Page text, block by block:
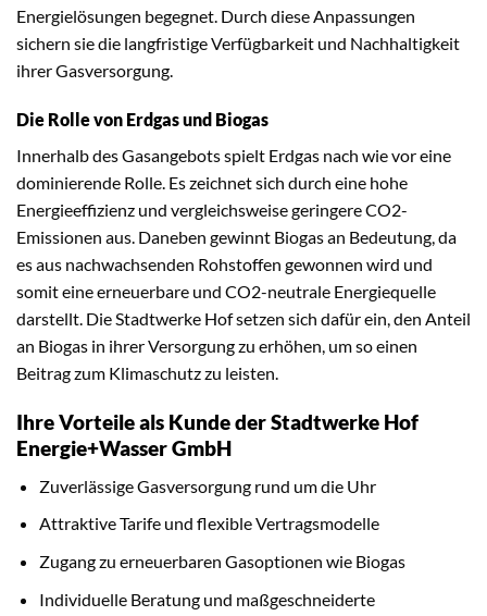
Energielösungen begegnet. Durch diese Anpassungen
sichern sie die langfristige Verfügbarkeit und Nachhaltigkeit
ihrer Gasversorgung.
Die Rolle von Erdgas und Biogas
Innerhalb des Gasangebots spielt Erdgas nach wie vor eine
dominierende Rolle. Es zeichnet sich durch eine hohe
Energieeffizienz und vergleichsweise geringere CO2-
Emissionen aus. Daneben gewinnt Biogas an Bedeutung, da
es aus nachwachsenden Rohstoffen gewonnen wird und
somit eine erneuerbare und CO2-neutrale Energiequelle
darstellt. Die Stadtwerke Hof setzen sich dafür ein, den Anteil
an Biogas in ihrer Versorgung zu erhöhen, um so einen
Beitrag zum Klimaschutz zu leisten.
Ihre Vorteile als Kunde der Stadtwerke Hof
Energie+Wasser GmbH
Zuverlässige Gasversorgung rund um die Uhr
Attraktive Tarife und flexible Vertragsmodelle
Zugang zu erneuerbaren Gasoptionen wie Biogas
Individuelle Beratung und maßgeschneiderte